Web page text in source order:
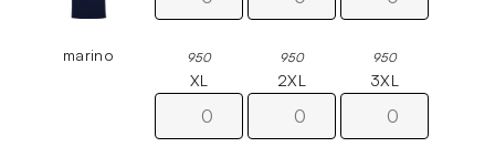
marino 950 950 950
XL 2XL 3XL